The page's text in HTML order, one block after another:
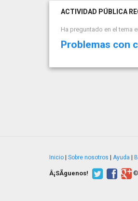
ACTIVIDAD PÚBLICA
Ha preguntado en el tema
Problemas con
Inicio Sobre nosotros Ayuda
Â¡SÃ­guenos! ©